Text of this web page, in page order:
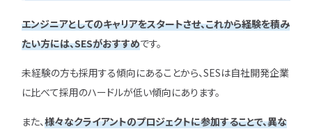
エンジニアとしてのキャリアをスタートさせ、これから経験を積み
たい方には、SESがおすすめです。
未経験の方も採用する傾向にあることから、SESは自社開発企業
に比べて採用のハードルが低い傾向にあります。
また、様々なクライアントのプロジェクトに参加することで、異な